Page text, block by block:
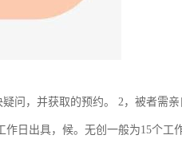
问，并获取的预约。 2，被者需亲
日出具，候。无创一般为15个工